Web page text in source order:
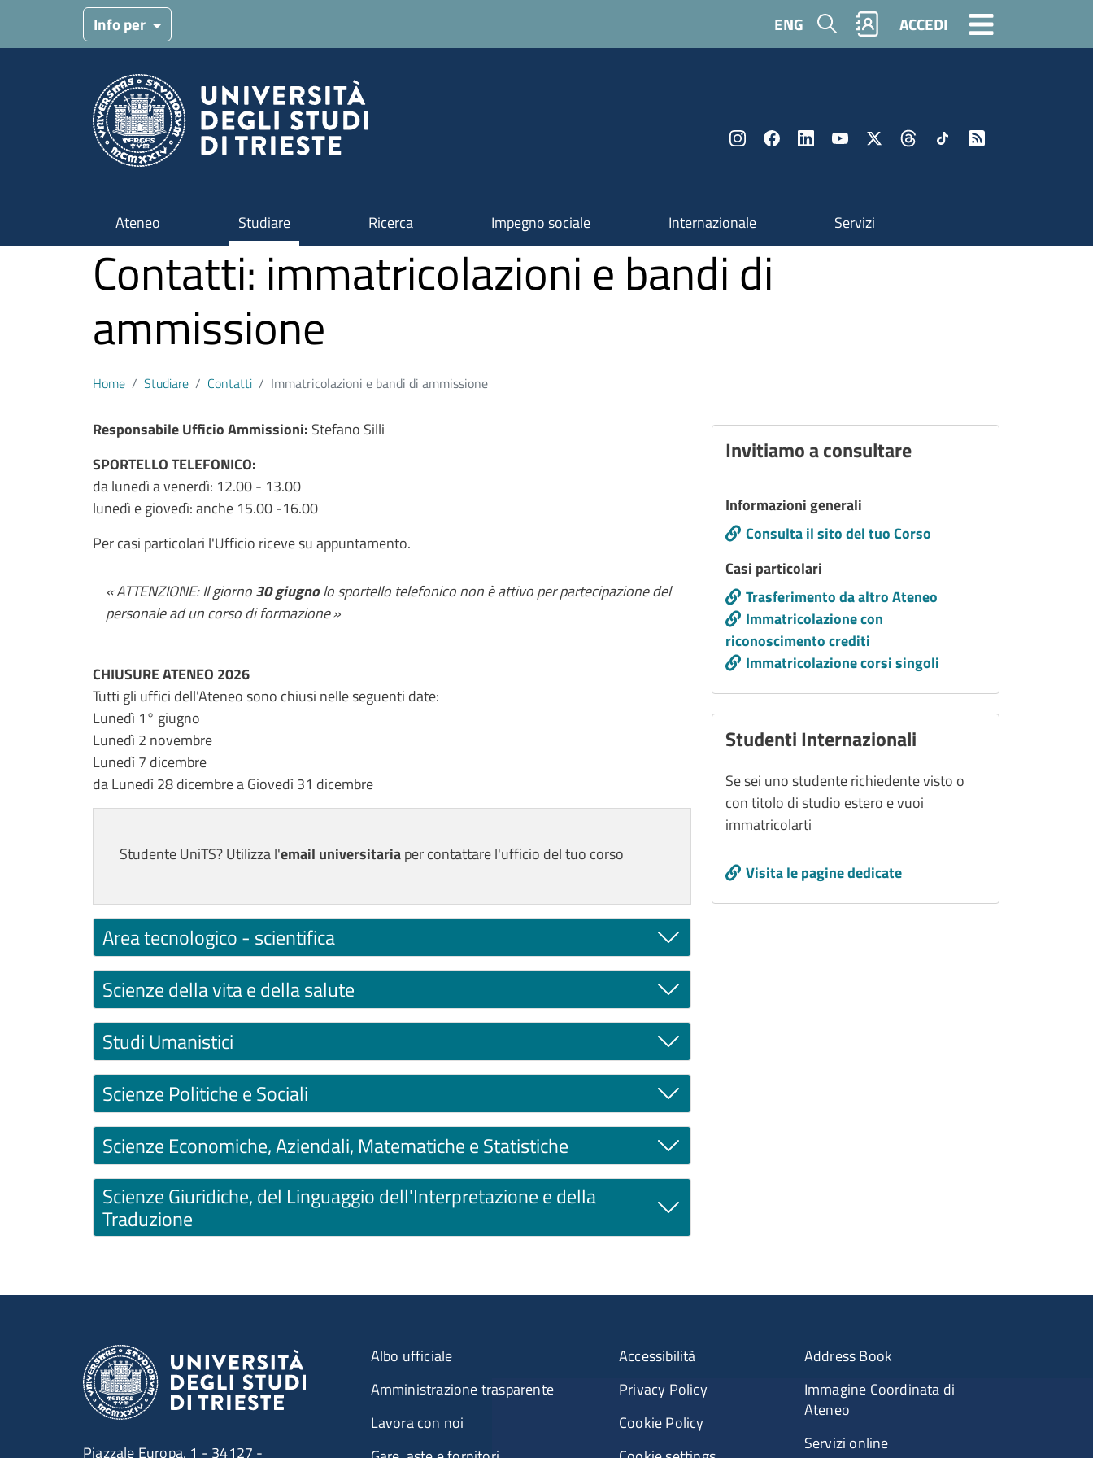
Salta al contenuto principale
Info per ENG Cerca ACCEDI
Ateneo Studiare Ricerca Impegno sociale Internazionale Servizi
Contatti: immatricolazioni e bandi di
ammissione
Home Studiare Contatti Immatricolazioni e bandi di ammissione
Contenuto
Responsabile Ufficio Ammissioni: Stefano Silli
SPORTELLO TELEFONICO:
da lunedì a venerdì: 12.00 - 13.00
lunedì e giovedì: anche 15.00 -16.00
Per casi particolari l'Ufficio riceve su appuntamento.
ATTENZIONE: Il giorno30 giugnolo sportello telefonico non è attivo per partecipazione del
personale ad un corso di formazione
CHIUSURE ATENEO 2026
Tutti gli uffici dell'Ateneo sono chiusi nelle seguenti date:
Lunedì 1° giugno
Lunedì 2 novembre
Lunedì 7 dicembre
da Lunedì 28 dicembre a Giovedì 31 dicembre
Studente UniTS? Utilizza l'email universitariaper contattare l'ufficio del tuo corso
Area tecnologico - scientifica
Scienze della vita e della salute
Studi Umanistici
Scienze Politiche e Sociali
Scienze Economiche, Aziendali, Matematiche e Statistiche
Scienze Giuridiche, del Linguaggio dell'Interpretazione e della
Traduzione
Invitiamo a consultare
Titolo interno
Informazioni generali
Call to action
Consulta il sito del tuo Corso
Titolo interno
Casi particolari
Call to action
Trasferimento da altro Ateneo
Immatricolazione con
riconoscimento crediti
Immatricolazione corsi singoli
Studenti Internazionali
Se sei uno studente richiedente visto o
con titolo di studio estero e vuoi
immatricolarti
Call to action
Visita le pagine dedicate
Piazzale Europa, 1 - 34127 -
Albo ufficiale
Amministrazione trasparente
Lavora con noi
Accessibilità
Privacy Policy
Cookie Policy
Address Book
Immagine Coordinata di
Ateneo
Servizi online